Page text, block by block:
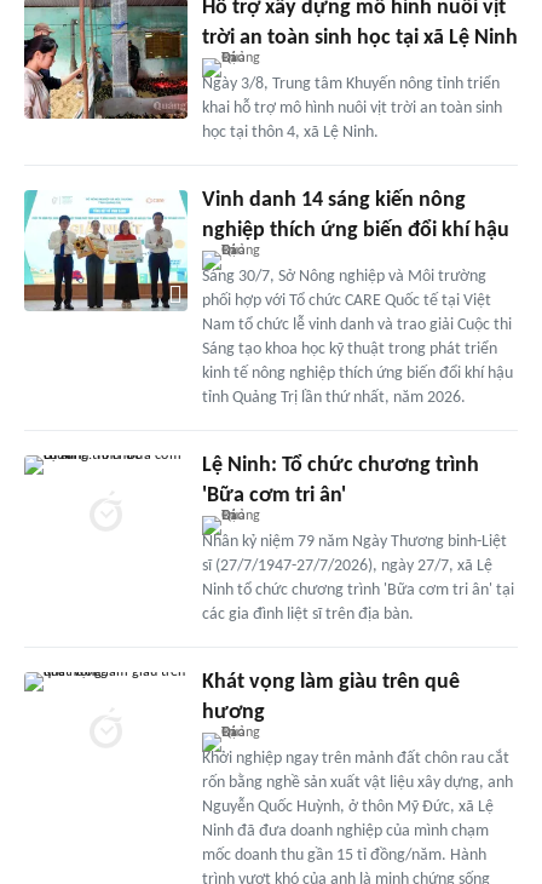
Hỗ trợ xây dựng mô hình nuôi vịt
trời an toàn sinh học tại xã Lệ Ninh
Ngày 3/8, Trung tâm Khuyến nông tỉnh triển
khai hỗ trợ mô hình nuôi vịt trời an toàn sinh
học tại thôn 4, xã Lệ Ninh.
Vinh danh 14 sáng kiến nông
nghiệp thích ứng biến đổi khí hậu
Sáng 30/7, Sở Nông nghiệp và Môi trường
phối hợp với Tổ chức CARE Quốc tế tại Việt
Nam tổ chức lễ vinh danh và trao giải Cuộc thi
Sáng tạo khoa học kỹ thuật trong phát triển
kinh tế nông nghiệp thích ứng biến đổi khí hậu
tỉnh Quảng Trị lần thứ nhất, năm 2026.
Lệ Ninh: Tổ chức chương trình
'Bữa cơm tri ân'
Nhân kỷ niệm 79 năm Ngày Thương binh-Liệt
sĩ (27/7/1947-27/7/2026), ngày 27/7, xã Lệ
Ninh tổ chức chương trình 'Bữa cơm tri ân' tại
các gia đình liệt sĩ trên địa bàn.
Khát vọng làm giàu trên quê
hương
Khởi nghiệp ngay trên mảnh đất chôn rau cắt
rốn bằng nghề sản xuất vật liệu xây dựng, anh
Nguyễn Quốc Huỳnh, ở thôn Mỹ Đức, xã Lệ
Ninh đã đưa doanh nghiệp của mình chạm
mốc doanh thu gần 15 tỉ đồng/năm. Hành
trình vượt khó của anh là minh chứng sống